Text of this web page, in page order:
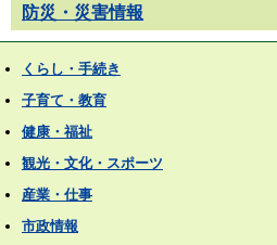
防災・災害情報
くらし・手続き
子育て・教育
健康・福祉
観光・文化・スポーツ
産業・仕事
市政情報